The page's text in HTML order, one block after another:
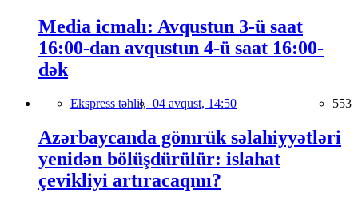
Media icmalı: Avqustun 3-ü saat
16:00-dan avqustun 4-ü saat 16:00-
dək
Ekspress təhlil, 04 avqust, 14:50 553
Azərbaycanda gömrük səlahiyyətləri
yenidən bölüşdürülür: islahat
çevikliyi artıracaqmı?